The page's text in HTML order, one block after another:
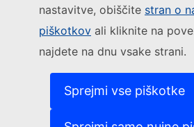
nastavitve, obiščite stran o
piškotkov ali kliknite na
najdete na dnu vsake strani.
Sprejmi vse piškotke